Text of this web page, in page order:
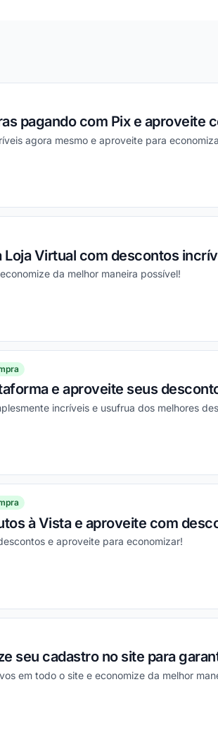
pagando com Pix e aproveite
agora mesmo e aproveite para
Loja Virtual com descontos
da melhor maneira possível!
e aproveite seus
incríveis e usufrua dos melhores
à Vista e aproveite com
e aproveite para economizar!
seu cadastro no site para
em todo o site e economize da melhor